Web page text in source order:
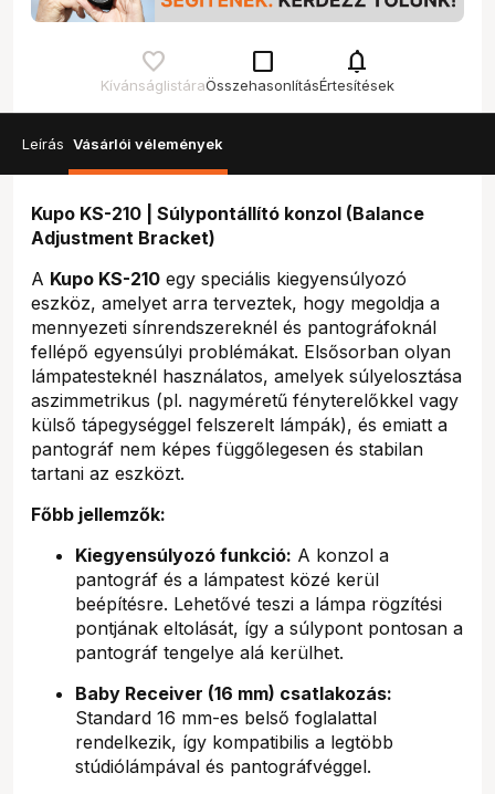
Kívánságlistára
check_box_outline_blank
Összehasonlítás
notifications
Értesítések
Leírás Vásárlói vélemények
Kupo KS-210 | Súlypontállító konzol (Balance
Adjustment Bracket)
A Kupo KS-210 egy speciális kiegyensúlyozó
eszköz, amelyet arra terveztek, hogy megoldja a
mennyezeti sínrendszereknél és pantográfoknál
fellépő egyensúlyi problémákat. Elsősorban olyan
lámpatesteknél használatos, amelyek súlyelosztása
aszimmetrikus (pl. nagyméretű fényterelőkkel vagy
külső tápegységgel felszerelt lámpák), és emiatt a
pantográf nem képes függőlegesen és stabilan
tartani az eszközt.
Főbb jellemzők:
Kiegyensúlyozó funkció: A konzol a
pantográf és a lámpatest közé kerül
beépítésre. Lehetővé teszi a lámpa rögzítési
pontjának eltolását, így a súlypont pontosan a
pantográf tengelye alá kerülhet.
Baby Receiver (16 mm) csatlakozás:
Standard 16 mm-es belső foglalattal
rendelkezik, így kompatibilis a legtöbb
stúdiólámpával és pantográfvéggel.